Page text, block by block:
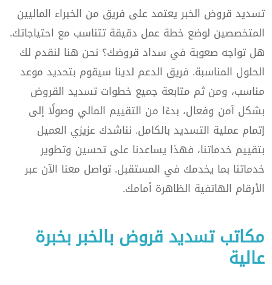
تسديد قروض الخبر يعتمد على فريق من الخبراء الماليين
المتخصصين لوضع خطة عمل دقيقة تتناسب مع احتياجاتك.
هل تواجه صعوبة في سداد قروضك؟ نحن هنا لنقدم لك
الحلول المناسبة. فريق الدعم لدينا سيقوم بتحديد موعد
مناسب، ومن ثم متابعة جميع خطوات تسديد القروض
بشكل آمن وفعال، بدءًا من التقييم المالي وصولًا إلى
إتمام عملية التسديد بالكامل. نناشدك عزيزي العميل
بتقييم خدماتنا، فهذا يساعدنا على تحسين وتطوير
خدماتنا بما يخدمك في المستقبل. تواصل معنا الآن عبر
الأرقام الهاتفية الظاهرة أمامك.
مكاتب تسديد قروض بالخبر بخبرة
عالية